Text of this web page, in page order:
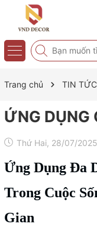
Trang chủ TIN TỨC
ỨNG DỤNG
Thứ Hai, 28/07/2025
Ứng Dụng Đa
Trong Cuộc
Gian